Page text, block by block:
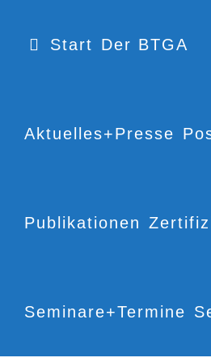
Start Der BTGA
Aktuelles+Presse
Publikationen
Seminare+Termine